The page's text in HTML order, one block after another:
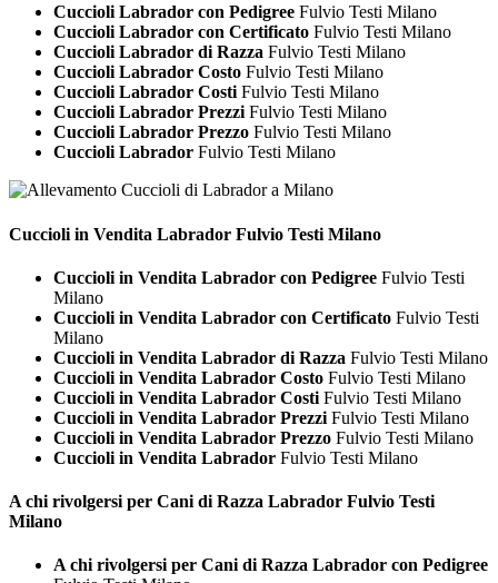
Cuccioli Labrador con Pedigree Fulvio Testi Milano
Cuccioli Labrador con Certificato Fulvio Testi Milano
Cuccioli Labrador di Razza Fulvio Testi Milano
Cuccioli Labrador Costo Fulvio Testi Milano
Cuccioli Labrador CostiFulvio Testi Milano
Cuccioli Labrador PrezziFulvio Testi Milano
Cuccioli Labrador Prezzo Fulvio Testi Milano
Cuccioli Labrador Fulvio Testi Milano
Cuccioli in Vendita Labrador Fulvio Testi Milano
Cuccioli in Vendita Labrador con Pedigree Fulvio Testi
Milano
Cuccioli in Vendita Labrador con Certificato Fulvio Testi
Milano
Cuccioli in Vendita Labrador di Razza Fulvio Testi Milano
Cuccioli in Vendita Labrador Costo Fulvio Testi Milano
Cuccioli in Vendita Labrador Costi Fulvio Testi Milano
Cuccioli in Vendita Labrador Prezzi Fulvio Testi Milano
Cuccioli in Vendita Labrador Prezzo Fulvio Testi Milano
Cuccioli in Vendita Labrador Fulvio Testi Milano
A chi rivolgersi per Cani di Razza Labrador Fulvio Testi
Milano
A chi rivolgersi per Cani di Razza Labrador con Pedigree